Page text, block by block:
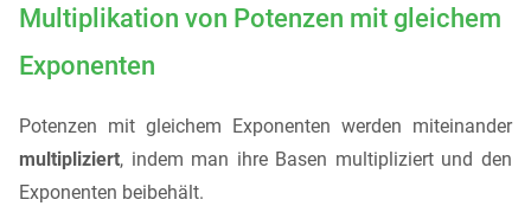
Multiplikation von Potenzen mit gleichem
Exponenten
Potenzen mit gleichem Exponenten werden miteinander
multipliziert, indem man ihre Basen multipliziert und den
Exponenten beibehält.